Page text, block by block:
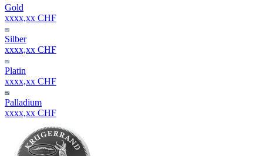
Gold
xxxx,xx CHF
Silber
xxxx,xx CHF
Platin
xxxx,xx CHF
Palladium
xxxx,xx CHF